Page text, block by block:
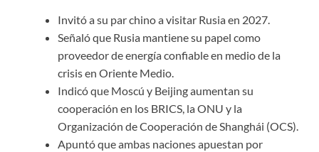
Invitó a su par chino a visitar Rusia en 2027.
Señaló que Rusia mantiene su papel como
proveedor de energía confiable en medio de la
crisis en Oriente Medio.
Indicó que Moscú y Beijing aumentan su
cooperación en los BRICS, la ONU y la
Organización de Cooperación de Shanghái (OCS).
Apuntó que ambas naciones apuestan por